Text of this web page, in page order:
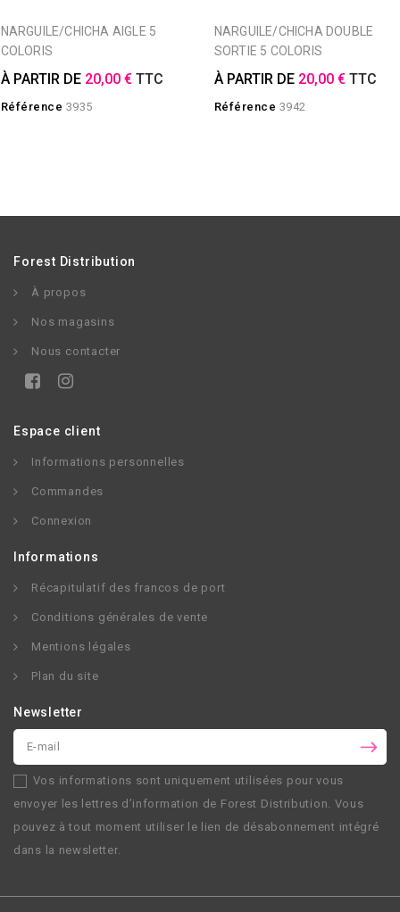
NARGUILE/CHICHA AIGLE 5
COLORIS
À PARTIR DE 20,00 € TTC
Référence 3935
NARGUILE/CHICHA DOUBLE
SORTIE 5 COLORIS
À PARTIR DE 20,00 € TTC
Référence 3942
Forest Distribution
À propos
Nos magasins
Nous contacter
Espace client
Informations personnelles
Commandes
Connexion
Informations
Récapitulatif des francos de port
Conditions générales de vente
Mentions légales
Plan du site
Newsletter
Vos informations sont uniquement utilisées pour vous
envoyer les lettres d’information de Forest Distribution . Vous
pouvez à tout moment utiliser le lien de désabonnement intégré
dans la newsletter.